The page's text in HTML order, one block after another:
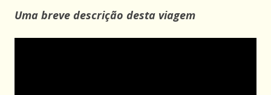
Uma breve descrição desta viagem